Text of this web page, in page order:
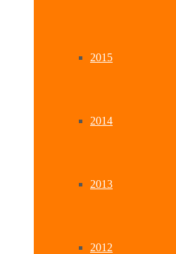
2015
2014
2013
2012